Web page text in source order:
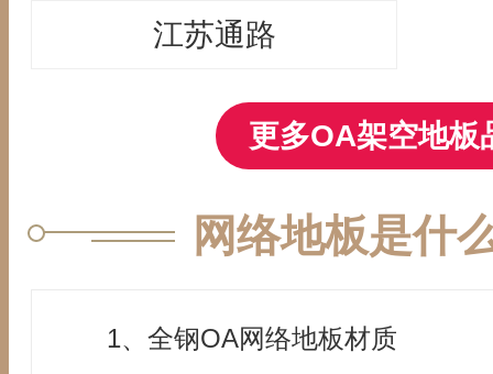
江苏通路
更多OA架空地板
网络地板是什
1、全钢OA网络地板材质